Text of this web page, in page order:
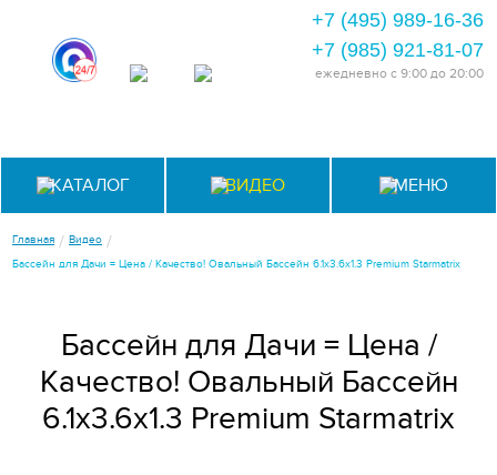
+7 (495) 989-16-36
+7 (985) 921-81-07
ежедневно с 9:00 до 20:00
КАТАЛОГ ВИДЕО МЕНЮ
Главная / Видео /
Бассейн для Дачи = Цена / Качество! Овальный Бассейн 6.1x3.6x1.3 Premium Starmatrix
Бассейн для Дачи = Цена /
Качество! Овальный Бассейн
6.1x3.6x1.3 Premium Starmatrix